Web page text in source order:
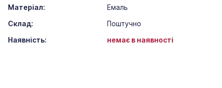
Матеріал:
Емаль
Склад:
Поштучно
Наявність:
немає в наявності